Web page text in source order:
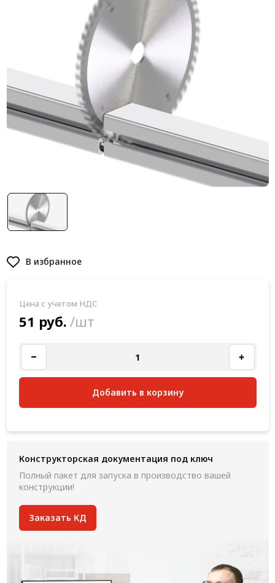
Система V-паза NEW!
Алюминиевые промышленные ограждения
Алюминиевая промышленная мебель
Крейты и кассеты Subrack systems
Профиль строительного назначения
Радиаторный алюминиевый профиль NEW!
Лист алюминиевый
Конструкции из профиля
Услуги дополнительной обработки профиля
В избранное
Цена с учетом НДС
51 руб. /шт
Добавить в корзину
Конструкторская документация под ключ
Полный пакет для запуска в производство вашей
конструкции!
Заказать КД